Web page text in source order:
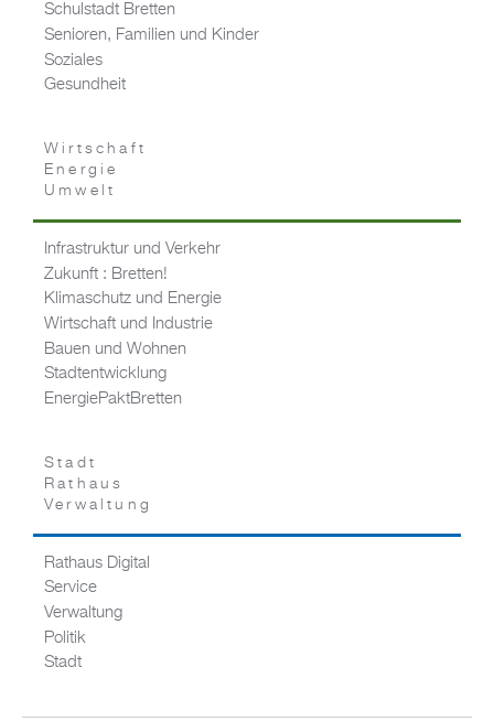
Schulstadt Bretten
Senioren, Familien und Kinder
Soziales
Gesundheit
Wirtschaft
Energie
Umwelt
Infrastruktur und Verkehr
Zukunft : Bretten!
Klimaschutz und Energie
Wirtschaft und Industrie
Bauen und Wohnen
Stadtentwicklung
EnergiePaktBretten
Stadt
Rathaus
Verwaltung
Rathaus Digital
Service
Verwaltung
Politik
Stadt